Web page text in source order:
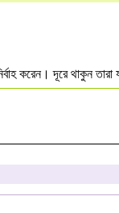
করেন। দূরে থাকুন